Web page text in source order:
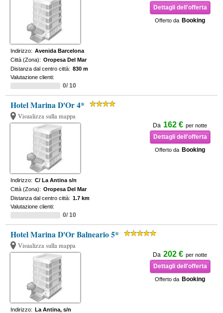
Dettagli dell'offerta
Offerto da Booking
Indirizzo: Avenida Barcelona
Città (Zona): Oropesa Del Mar
Distanza dal centro città: 830 m
Valutazione clienti:
0/ 10
Hotel Marina D'Or 4*
Visualizza sulla mappa
Da 162 € per notte
Dettagli dell'offerta
Offerto da Booking
Indirizzo: C/ La Antina s/n
Città (Zona): Oropesa Del Mar
Distanza dal centro città: 1.7 km
Valutazione clienti:
0/ 10
Hotel Marina D'Or Balneario 5*
Visualizza sulla mappa
Da 202 € per notte
Dettagli dell'offerta
Offerto da Booking
Indirizzo: La Antina, s/n